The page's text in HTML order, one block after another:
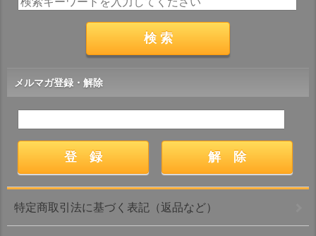
メルマガ登録・解除
特定商取引法に基づく表記（返品など）